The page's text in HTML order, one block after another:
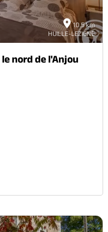
10.5 km
HUILLE-LEZIGNE
nord de l'Anjou